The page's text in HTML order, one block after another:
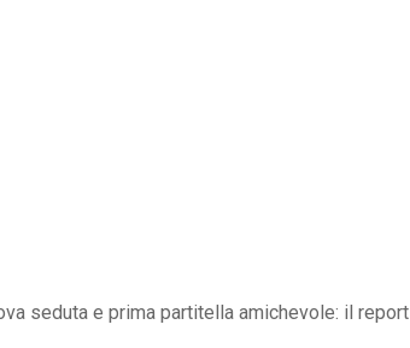
seduta e prima partitella amichevole: il report